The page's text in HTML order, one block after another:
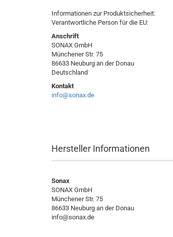
Informationen zur Produktsicherheit:
Verantwortliche Person für die EU:
Anschrift
SONAX GmbH
Münchener Str. 75
86633 Neuburg an der Donau
Deutschland
Kontakt
info@sonax.de
Hersteller Informationen
Sonax
SONAX GmbH
Münchener Str. 75
86633 Neuburg an der Donau
info@sonax.de